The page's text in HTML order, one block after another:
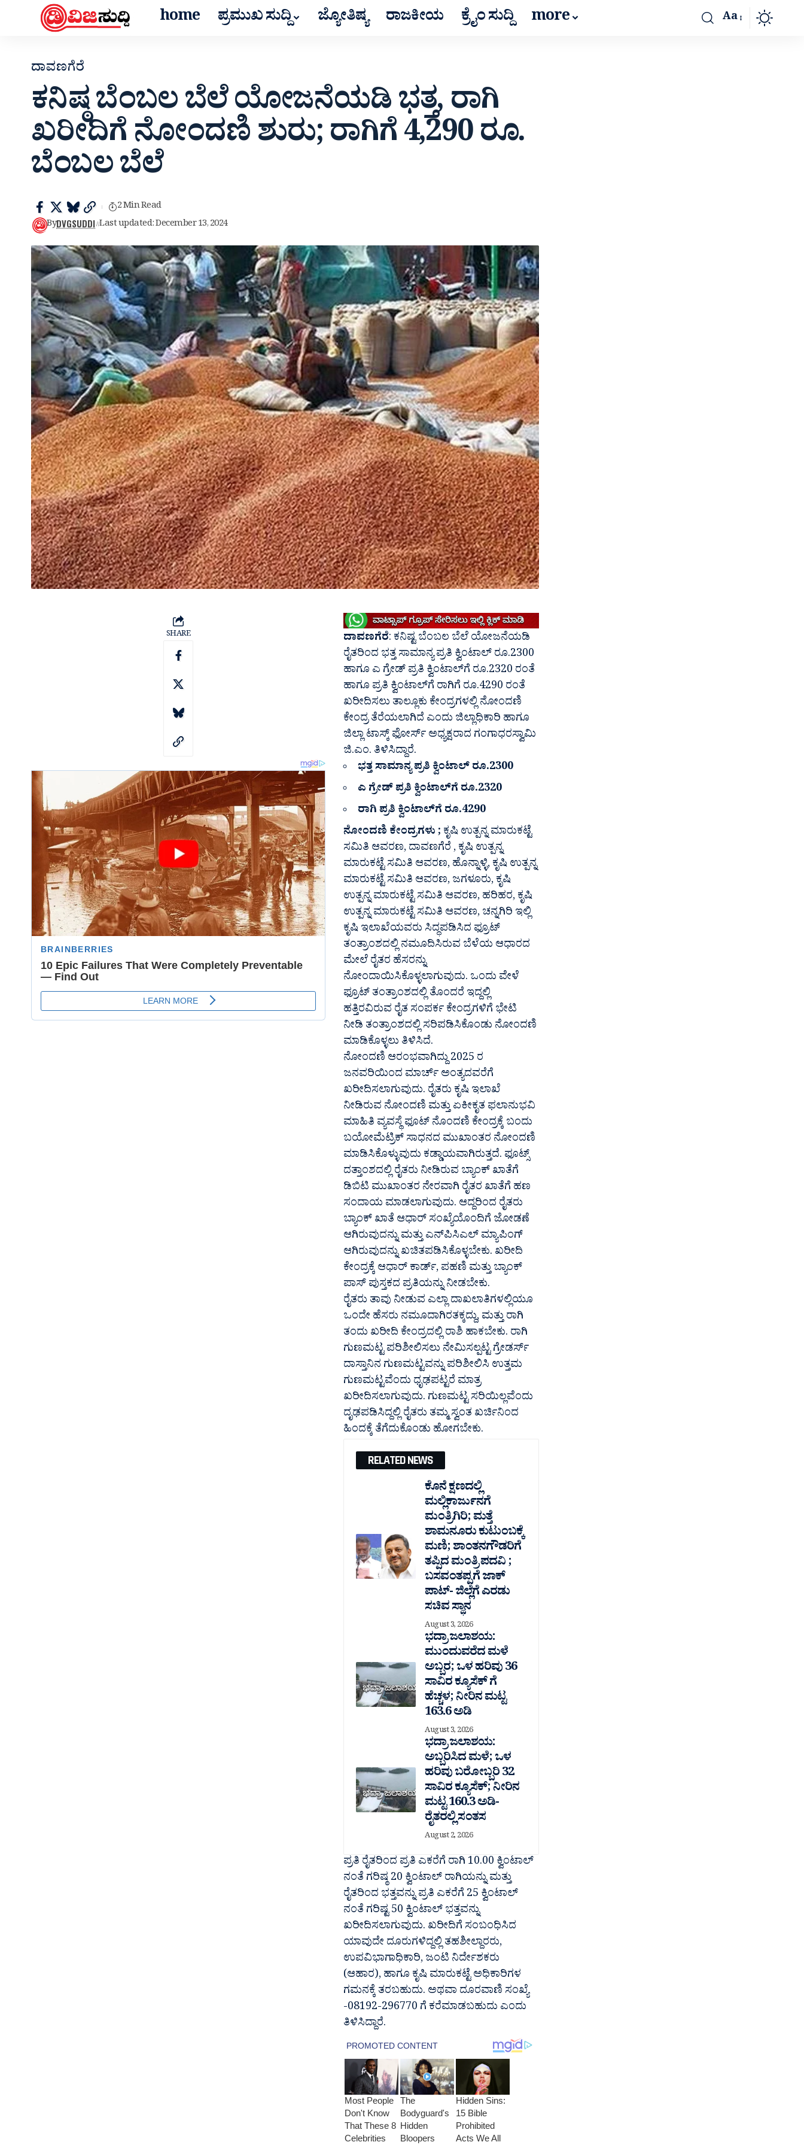
home ಪ್ರಮುಖ ಸುದ್ದಿ ಜ್ಯೋತಿಷ್ಯ ರಾಜಕೀಯ ಕ್ರೈಂ ಸುದ್ದಿ more Aa
ದಾವಣಗೆರೆ
ಕನಿಷ್ಠ ಬೆಂಬಲ ಬೆಲೆ ಯೋಜನೆಯಡಿ ಭತ್ತ, ರಾಗಿ
ಖರೀದಿಗೆ ನೋಂದಣಿ ಶುರು; ರಾಗಿಗೆ 4,290 ರೂ.
ಬೆಂಬಲ ಬೆಲೆ
ByDVGSUDDI Last updated: December 13, 2024
2 Min Read
SHARE ದಾವಣಗೆರೆ: ಕನಿಷ್ಟ ಬೆಂಬಲ ಬೆಲೆ ಯೋಜನೆಯಡಿ
ರೈತರಿಂದ ಭತ್ತ ಸಾಮಾನ್ಯ ಪ್ರತಿ ಕ್ವಿಂಟಾಲ್ ರೂ.2300
ಹಾಗೂ ಎ ಗ್ರೇಡ್ ಪ್ರತಿ ಕ್ವಿಂಟಾಲ್‍ಗೆ ರೂ.2320 ರಂತೆ
ಹಾಗೂ ಪ್ರತಿ ಕ್ವಿಂಟಾಲ್‍ಗೆ ರಾಗಿಗೆ ರೂ.4290 ರಂತೆ
ಖರೀದಿಸಲು ತಾಲ್ಲೂಕು ಕೇಂದ್ರಗಳಲ್ಲಿ ನೋಂದಣಿ
ಕೇಂದ್ರ ತೆರೆಯಲಾಗಿದೆ ಎಂದು ಜಿಲ್ಲಾಧಿಕಾರಿ ಹಾಗೂ
ಜಿಲ್ಲಾ ಟಾಸ್ಕ್ ಫೋರ್ಸ್ ಅಧ್ಯಕ್ಷರಾದ ಗಂಗಾಧರಸ್ವಾಮಿ
ಜಿ.ಎಂ. ತಿಳಿಸಿದ್ದಾರೆ.
ಭತ್ತ ಸಾಮಾನ್ಯ ಪ್ರತಿ ಕ್ವಿಂಟಾಲ್ ರೂ.2300
ಎ ಗ್ರೇಡ್ ಪ್ರತಿ ಕ್ವಿಂಟಾಲ್‍ಗೆ ರೂ.2320
ರಾಗಿ ಪ್ರತಿ ಕ್ವಿಂಟಾಲ್‍ಗೆ ರೂ.4290
ನೋಂದಣಿ ಕೇಂದ್ರಗಳು ; ಕೃಷಿ ಉತ್ಪನ್ನ ಮಾರುಕಟ್ಟೆ
ಸಮಿತಿ ಆವರಣ, ದಾವಣಗೆರೆ , ಕೃಷಿ ಉತ್ಪನ್ನ
ಮಾರುಕಟ್ಟೆ ಸಮಿತಿ ಆವರಣ, ಹೊನ್ನಾಳ್ಳಿ, ಕೃಷಿ ಉತ್ಪನ್ನ
ಮಾರುಕಟ್ಟೆ ಸಮಿತಿ ಆವರಣ, ಜಗಳೂರು, ಕೃಷಿ
ಉತ್ಪನ್ನ ಮಾರುಕಟ್ಟೆ ಸಮಿತಿ ಆವರಣ, ಹರಿಹರ, ಕೃಷಿ
ಉತ್ಪನ್ನ ಮಾರುಕಟ್ಟೆ ಸಮಿತಿ ಆವರಣ, ಚನ್ನಗಿರಿ ಇಲ್ಲಿ
ಕೃಷಿ ಇಲಾಖೆಯವರು ಸಿದ್ಧಪಡಿಸಿದ ಫ್ರೂಟ್
ತಂತ್ರಾಂಶದಲ್ಲಿ ನಮೂದಿಸಿರುವ ಬೆಳೆಯ ಆಧಾರದ
ಮೇಲೆ ರೈತರ ಹೆಸರನ್ನು
ನೋಂದಾಯಿಸಿಕೊಳ್ಳಲಾಗುವುದು. ಒಂದು ವೇಳೆ
ಫ್ರೂಟ್ ತಂತ್ರಾಂಶದಲ್ಲಿ ತೊಂದರೆ ಇದ್ದಲ್ಲಿ
ಹತ್ತಿರವಿರುವ ರೈತ ಸಂಪರ್ಕ ಕೇಂದ್ರಗಳಿಗೆ ಭೇಟಿ
ನೀಡಿ ತಂತ್ರಾಂಶದಲ್ಲಿ ಸರಿಪಡಿಸಿಕೊಂಡು ನೋಂದಣಿ
ಮಾಡಿಕೊಳ್ಳಲು ತಿಳಿಸಿದೆ.
ನೋಂದಣಿ ಆರಂಭವಾಗಿದ್ದು 2025 ರ
ಜನವರಿಯಿಂದ ಮಾರ್ಚ್ ಅಂತ್ಯದವರೆಗೆ
ಖರೀದಿಸಲಾಗುವುದು. ರೈತರು ಕೃಷಿ ಇಲಾಖೆ
ನೀಡಿರುವ ನೋಂದಣಿ ಮತ್ತು ಏಕೀಕೃತ ಫಲಾನುಭವಿ
ಮಾಹಿತಿ ವ್ಯವಸ್ಥೆ ಫೂಟ್ ನೊಂದಣಿ ಕೇಂದ್ರಕ್ಕೆ ಬಂದು
ಬಯೋಮೆಟ್ರಿಕ್ ಸಾಧನದ ಮುಖಾಂತರ ನೋಂದಣಿ
ಮಾಡಿಸಿಕೊಳ್ಳುವುದು ಕಡ್ಡಾಯವಾಗಿರುತ್ತದೆ. ಫೂಟ್ಸ್
ದತ್ತಾಂಶದಲ್ಲಿ ರೈತರು ನೀಡಿರುವ ಬ್ಯಾಂಕ್ ಖಾತೆಗೆ
ಡಿಬಿಟಿ ಮುಖಾಂತರ ನೇರವಾಗಿ ರೈತರ ಖಾತೆಗೆ ಹಣ
ಸಂದಾಯ ಮಾಡಲಾಗುವುದು. ಆದ್ದರಿಂದ ರೈತರು
ಬ್ಯಾಂಕ್ ಖಾತೆ ಆಧಾರ್ ಸಂಖ್ಯೆಯೊಂದಿಗೆ ಜೋಡಣೆ
ಆಗಿರುವುದನ್ನು ಮತ್ತು ಎನ್‍ಪಿಸಿಎಲ್ ಮ್ಯಾಪಿಂಗ್
ಆಗಿರುವುದನ್ನು ಖಚಿತಪಡಿಸಿಕೊಳ್ಳಬೇಕು. ಖರೀದಿ
ಕೇಂದ್ರಕ್ಕೆ ಆಧಾರ್ ಕಾರ್ಡ್, ಪಹಣಿ ಮತ್ತು ಬ್ಯಾಂಕ್
ಪಾಸ್ ಪುಸ್ತಕದ ಪ್ರತಿಯನ್ನು ನೀಡಬೇಕು.
ರೈತರು ತಾವು ನೀಡುವ ಎಲ್ಲಾ ದಾಖಲಾತಿಗಳಲ್ಲಿಯೂ
ಒಂದೇ ಹೆಸರು ನಮೂದಾಗಿರತಕ್ಕದ್ದು, ಮತ್ತು ರಾಗಿ
ತಂದು ಖರೀದಿ ಕೇಂದ್ರದಲ್ಲಿ ರಾಶಿ ಹಾಕಬೇಕು. ರಾಗಿ
ಗುಣಮಟ್ಟ ಪರಿಶೀಲಿಸಲು ನೇಮಿಸಲ್ಪಟ್ಟ ಗ್ರೇಡರ್ಸ್
ದಾಸ್ತಾನಿನ ಗುಣಮಟ್ಟವನ್ನು ಪರಿಶೀಲಿಸಿ ಉತ್ತಮ
ಗುಣಮಟ್ಟವೆಂದು ಧೃಢಪಟ್ಟರೆ ಮಾತ್ರ
ಖರೀದಿಸಲಾಗುವುದು. ಗುಣಮಟ್ಟ ಸರಿಯಿಲ್ಲವೆಂದು
ದೃಢಪಡಿಸಿದ್ದಲ್ಲಿ ರೈತರು ತಮ್ಮ ಸ್ವಂತ ಖರ್ಚಿನಿಂದ
ಹಿಂದಕ್ಕೆ ತೆಗೆದುಕೊಂಡು ಹೋಗಬೇಕು.
RELATED NEWS
ಕೊನೆ ಕ್ಷಣದಲ್ಲಿ
ಮಲ್ಲಿಕಾರ್ಜುನಗೆ
ಮಂತ್ರಿಗಿರಿ; ಮತ್ತೆ
ಶಾಮನೂರು ಕುಟುಂಬಕ್ಕೆ
ಮಣಿ; ಶಾಂತನಗೌಡರಿಗೆ
ತಪ್ಪಿದ ಮಂತ್ರಿ ಪದವಿ ;
ಬಸವಂತಪ್ಪಗೆ ಜಾಕ್
ಪಾಟ್- ಜಿಲ್ಲೆಗೆ ಎರಡು
ಸಚಿವ ಸ್ಥಾನ
August 3, 2026
ಭದ್ರಾ ಜಲಾಶಯ:
ಮುಂದುವರೆದ ಮಳೆ
ಅಬ್ಬರ; ಒಳ ಹರಿವು 36
ಸಾವಿರ‌ ಕ್ಯೂಸೆಕ್ ಗೆ
ಹೆಚ್ಚಳ; ನೀರಿನ ಮಟ್ಟ
163.6 ಅಡಿ
August 3, 2026
ಭದ್ರಾ ಜಲಾಶಯ:
ಅಬ್ಬರಿಸಿದ ಮಳೆ; ಒಳ
ಹರಿವು ಬರೋಬ್ಬರಿ 32
ಸಾವಿರ‌ ಕ್ಯೂಸೆಕ್; ನೀರಿನ
ಮಟ್ಟ 160.3 ಅಡಿ-
ರೈತರಲ್ಲಿ ಸಂತಸ
August 2, 2026
ಪ್ರತಿ ರೈತರಿಂದ ಪ್ರತಿ ಎಕರೆಗೆ ರಾಗಿ 10.00 ಕ್ವಿಂಟಾಲ್
ನಂತೆ ಗರಿಷ್ಠ 20 ಕ್ವಿಂಟಾಲ್ ರಾಗಿಯನ್ನು ಮತ್ತು
ರೈತರಿಂದ ಭತ್ತವನ್ನು ಪ್ರತಿ ಎಕರೆಗೆ 25 ಕ್ವಿಂಟಾಲ್
ನಂತೆ ಗರಿಷ್ಟ 50 ಕ್ವಿಂಟಾಲ್ ಭತ್ತವನ್ನು
ಖರೀದಿಸಲಾಗುವುದು. ಖರೀದಿಗೆ ಸಂಬಂಧಿಸಿದ
ಯಾವುದೇ ದೂರುಗಳಿದ್ದಲ್ಲಿ ತಹಶೀಲ್ದಾರರು,
ಉಪವಿಭಾಗಾಧಿಕಾರಿ, ಜಂಟಿ ನಿರ್ದೇಶಕರು
(ಆಹಾರ), ಹಾಗೂ ಕೃಷಿ ಮಾರುಕಟ್ಟೆ ಅಧಿಕಾರಿಗಳ
ಗಮನಕ್ಕೆ ತರಬಹುದು. ಅಥವಾ ದೂರವಾಣಿ ಸಂಖ್ಯೆ
-08192-296770 ಗೆ ಕರೆಮಾಡಬಹುದು ಎಂದು
ತಿಳಿಸಿದ್ದಾರೆ.